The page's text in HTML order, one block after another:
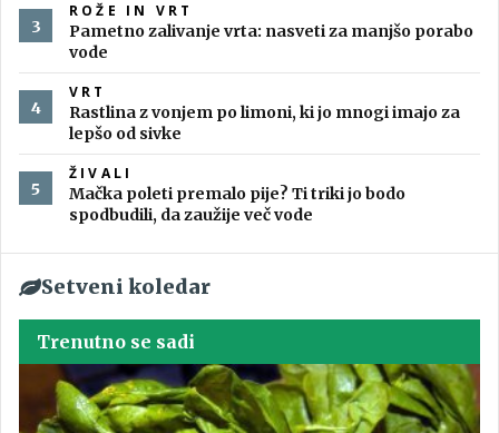
ROŽE IN VRT
Pametno zalivanje vrta: nasveti za manjšo porabo
vode
VRT
Rastlina z vonjem po limoni, ki jo mnogi imajo za
lepšo od sivke
ŽIVALI
Mačka poleti premalo pije? Ti triki jo bodo
spodbudili, da zaužije več vode
Setveni koledar
Trenutno se sadi